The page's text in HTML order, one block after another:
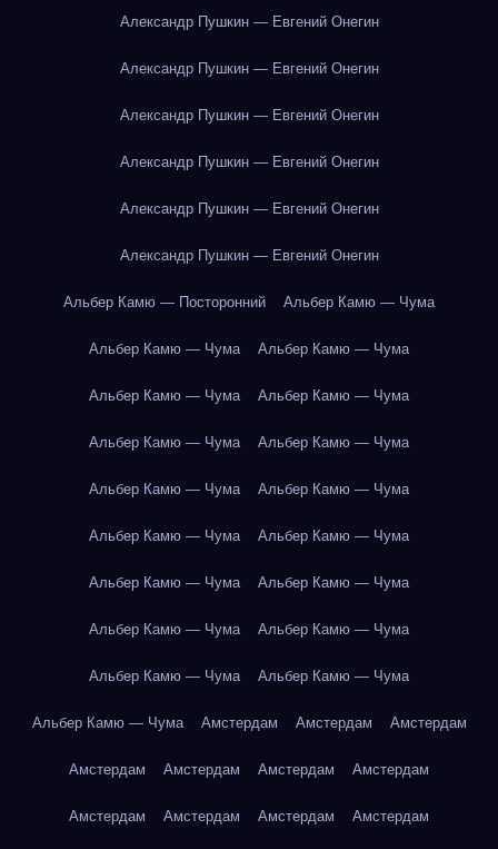
Александр Пушкин — Евгений Онегин
Александр Пушкин — Евгений Онегин
Александр Пушкин — Евгений Онегин
Александр Пушкин — Евгений Онегин
Александр Пушкин — Евгений Онегин
Александр Пушкин — Евгений Онегин
Альбер Камю — Посторонний Альбер Камю — Чума
Альбер Камю — Чума Альбер Камю — Чума
Альбер Камю — Чума Альбер Камю — Чума
Альбер Камю — Чума Альбер Камю — Чума
Альбер Камю — Чума Альбер Камю — Чума
Альбер Камю — Чума Альбер Камю — Чума
Альбер Камю — Чума Альбер Камю — Чума
Альбер Камю — Чума Альбер Камю — Чума
Альбер Камю — Чума Альбер Камю — Чума
Альбер Камю — Чума Амстердам Амстердам Амстердам
Амстердам Амстердам Амстердам Амстердам
Амстердам Амстердам Амстердам Амстердам